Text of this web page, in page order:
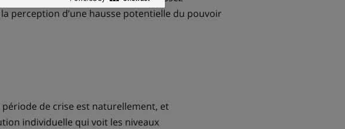
la perception d’une hausse potentielle du pouvoir
de crise est naturellement, et
individuelle qui voit les niveaux